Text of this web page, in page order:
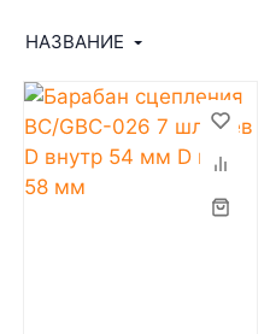
НАЗВАНИЕ